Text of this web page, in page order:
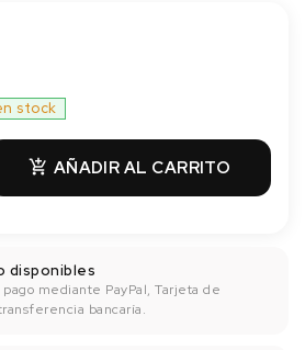
 AÑADIR AL CARRITO
stock
disponibles
mediante PayPal, Tarjeta de
bancaría.